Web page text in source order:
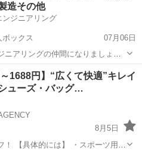
造その他
ジニアリング
ックス
07月06日
ニアリングの仲間になりましょう!
の設計・製作・据付・メンテナン
応相談。面接時にお話ししまし
...
1688円】“広くて快適”キレイ
ューズ・バッグ…
8月5日
用品